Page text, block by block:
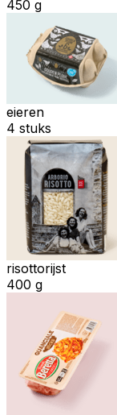
450 g
eieren
4 stuks
risottorijst
400 g